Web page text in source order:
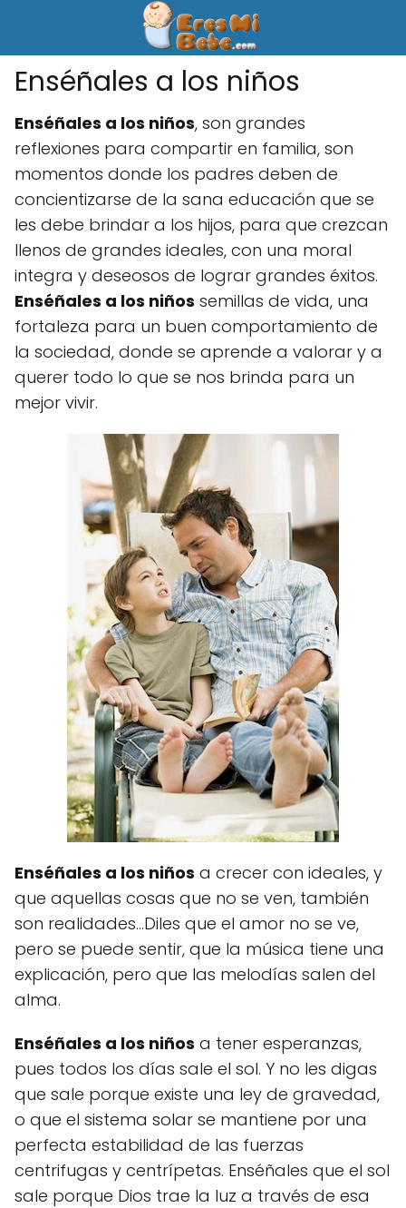
Enséñales a los niños
Enséñales a los niños, son grandes
reflexiones para compartir en familia, son
momentos donde los padres deben de
concientizarse de la sana educación que se
les debe brindar a los hijos, para que crezcan
llenos de grandes ideales, con una moral
integra y deseosos de lograr grandes éxitos.
Enséñales a los niños semillas de vida, una
fortaleza para un buen comportamiento de
la sociedad, donde se aprende a valorar y a
querer todo lo que se nos brinda para un
mejor vivir.
Enséñales a los niños a crecer con ideales, y
que aquellas cosas que no se ven, también
son realidades…Diles que el amor no se ve,
pero se puede sentir, que la música tiene una
explicación, pero que las melodías salen del
alma.
Enséñales a los niños a tener esperanzas,
pues todos los días sale el sol. Y no les digas
que sale porque existe una ley de gravedad,
o que el sistema solar se mantiene por una
perfecta estabilidad de las fuerzas
centrifugas y centrípetas. Enséñales que el sol
sale porque Dios trae la luz a través de esa